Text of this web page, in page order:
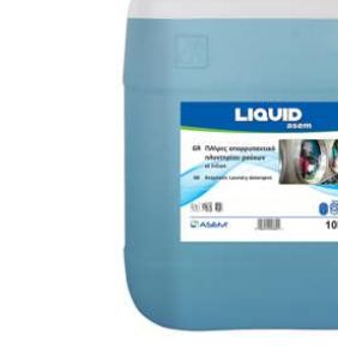
Χώρων Υγεινής
Φροντίδα Χαλιών
Βιομηχανία Τροφίμων & Ποτών